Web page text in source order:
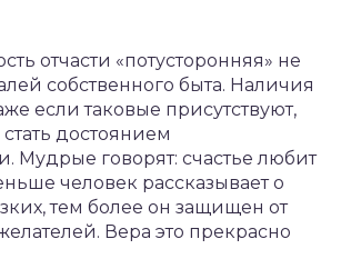
отчасти «потусторонняя» не
собственного быта. Наличия
если таковые присутствуют,
достоянием
Мудрые говорят: счастье любит
человек рассказывает о
тем более он защищен от
Вера это прекрасно